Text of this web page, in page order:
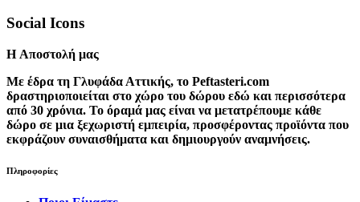
Social Icons
H Αποστολή μας
Με έδρα τη Γλυφάδα Αττικής, το Peftasteri.com
δραστηριοποιείται στο χώρο του δώρου εδώ και περισσότερα
από 30 χρόνια. Το όραμά μας είναι να μετατρέπουμε κάθε
δώρο σε μια ξεχωριστή εμπειρία, προσφέροντας προϊόντα που
εκφράζουν συναισθήματα και δημιουργούν αναμνήσεις.
Πληροφορίες